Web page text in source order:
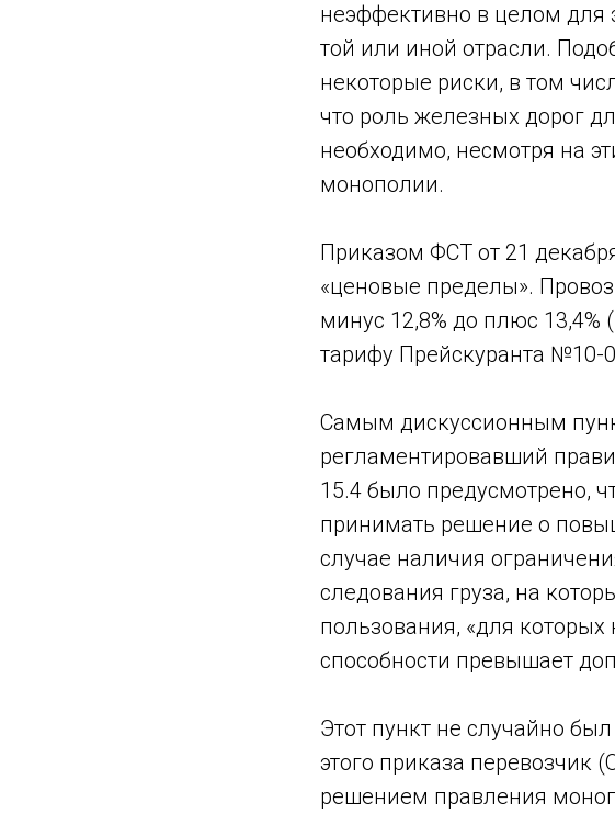
неэффективно в целом
той или иной отрасли.
некоторые риски, в том
что роль железных дорог
необходимо, несмотря на
монополии.
Приказом ФСТ от 21
«ценовые пределы».
минус 12,8% до плюс 13,4%
тарифу Прейскуранта №10-
Самым дискуссионным
регламентировавший
15.4 было предусмотрено,
принимать решение о
случае наличия
следования груза, на
пользования, «для
способности превышает
Этот пункт не случайно
этого приказа перевозчик
решением правления